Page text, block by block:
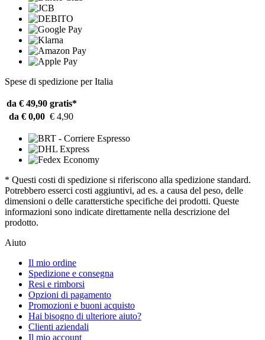
Spese di spedizione per Italia
da € 49,90 gratis*
da € 0,00 € 4,90
* Questi costi di spedizione si riferiscono alla spedizione standard.
Potrebbero esserci costi aggiuntivi, ad es. a causa del peso, delle
dimensioni o delle caratterstiche specifiche dei prodotti. Queste
informazioni sono indicate direttamente nella descrizione del
prodotto.
Aiuto
Il mio ordine
Spedizione e consegna
Resi e rimborsi
Opzioni di pagamento
Promozioni e buoni acquisto
Hai bisogno di ulteriore aiuto?
Clienti aziendali
Il mio account